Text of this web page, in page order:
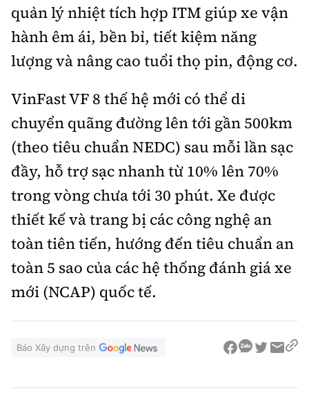
quản lý nhiệt tích hợp ITM giúp xe vận
hành êm ái, bền bỉ, tiết kiệm năng
lượng và nâng cao tuổi thọ pin, động cơ.
VinFast VF 8 thế hệ mới có thể di
chuyển quãng đường lên tới gần 500km
(theo tiêu chuẩn NEDC) sau mỗi lần sạc
đầy, hỗ trợ sạc nhanh từ 10% lên 70%
trong vòng chưa tới 30 phút. Xe được
thiết kế và trang bị các công nghệ an
toàn tiên tiến, hướng đến tiêu chuẩn an
toàn 5 sao của các hệ thống đánh giá xe
mới (NCAP) quốc tế.
Báo Xây dựng trên